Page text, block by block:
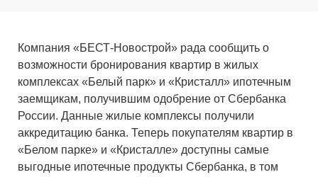
Компания «БЕСТ-Новострой» рада сообщить о
возможности бронирования квартир в жилых
комплексах «Белый парк» и «Кристалл» ипотечным
заемщикам, получившим одобрение от Сбербанка
России. Данные жилые комплексы получили
аккредитацию банка. Теперь покупателям квартир в
«Белом парке» и «Кристалле» доступны самые
выгодные ипотечные продукты Сбербанка, в том